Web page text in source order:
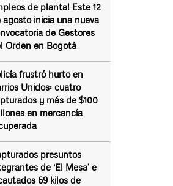
de planta! Este 12
agosto inicia una nueva
de Gestores
Orden en Bogotá
frustró hurto en
Unidos: cuatro
y más de $100
en mercancía
presuntos
de ‘El Mesa’ e
69 kilos de